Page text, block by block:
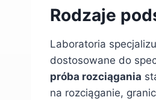
Rodzaje
Laboratoria
dostosowane do
próba rozciągania
na rozciąganie,